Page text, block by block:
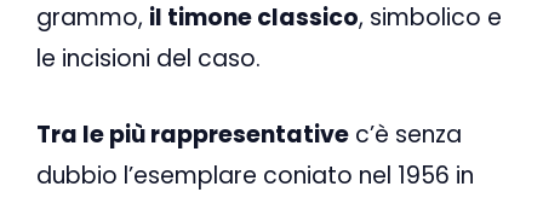
grammo, il timone classico, simbolico e
le incisioni del caso.
Tra le più rappresentative c’è senza
dubbio l’esemplare coniato nel 1956 in